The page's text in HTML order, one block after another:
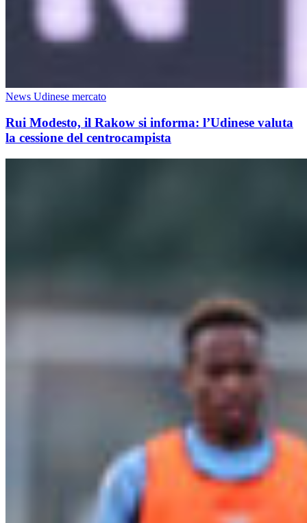
News Udinese mercato
Rui Modesto, il Rakow si informa: l’Udinese valuta
la cessione del centrocampista